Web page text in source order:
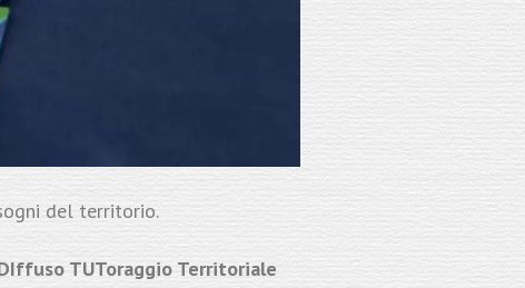
del territorio.
DIffuso TUToraggio Territoriale